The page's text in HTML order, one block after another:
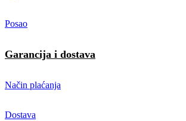
Posao
Garancija i dostava
Način plaćanja
Dostava